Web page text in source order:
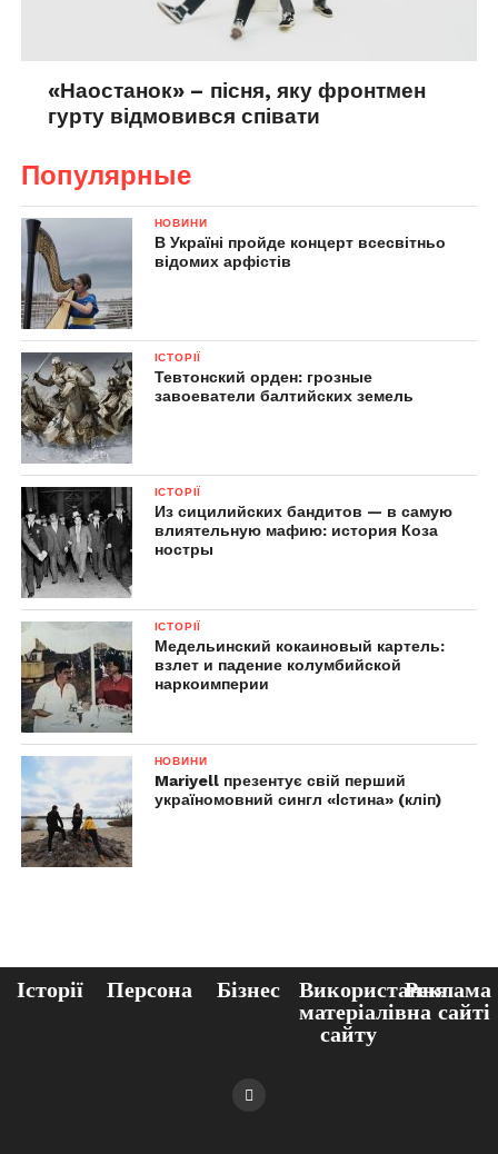
«Наостанок» – пісня, яку фронтмен
гурту відмовився співати
Популярные
НОВИНИ
В Україні пройде концерт всесвітньо
відомих арфістів
ІСТОРІЇ
Тевтонский орден: грозные
завоеватели балтийских земель
ІСТОРІЇ
Из сицилийских бандитов — в самую
влиятельную мафию: история Коза
ностры
ІСТОРІЇ
Медельинский кокаиновый картель:
взлет и падение колумбийской
наркоимперии
НОВИНИ
Mariyell презентує свій перший
україномовний сингл «Істина» (кліп)
Історії Персона Бізнес
Використання
матеріалів
сайту
Реклама
на сайті